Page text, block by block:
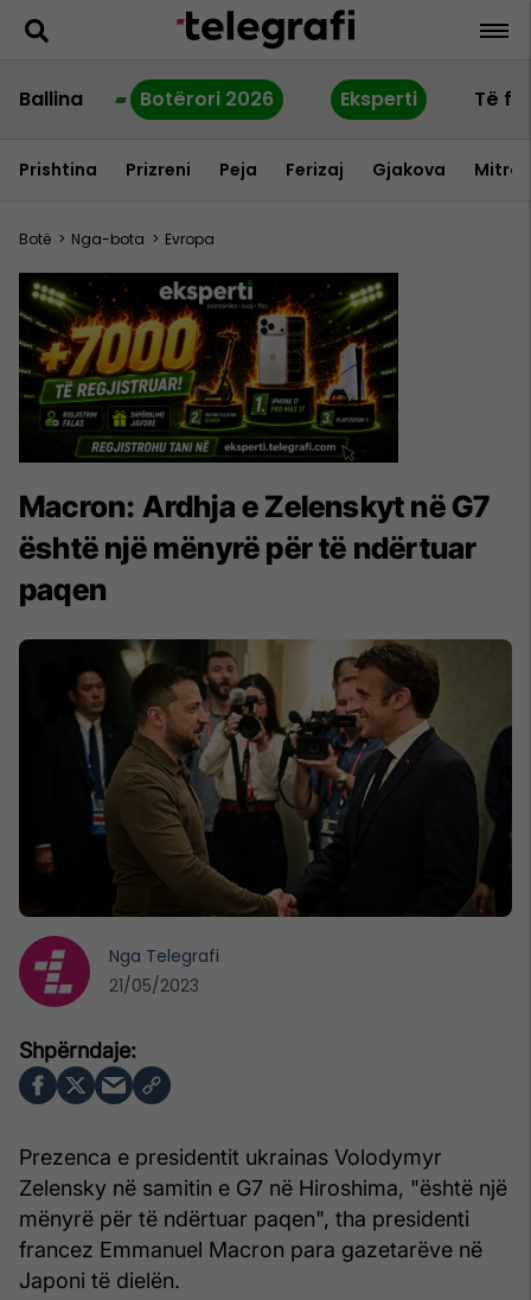
Ballina Botërori 2026 Eksperti Të
Prishtina Prizreni Peja Ferizaj Gjakova
Botë > Nga-bota > Evropa
Macron: Ardhja e Zelenskyt në G7
është një mënyrë për të ndërtuar
paqen
Prezenca e presidentit ukrainas Volodymyr
Zelensky në samitin e G7 në Hiroshima, "është një
mënyrë për të ndërtuar paqen", tha presidenti
francez Emmanuel Macron para gazetarëve në
Japoni të dielën.
Nga Telegrafi
21/05/2023